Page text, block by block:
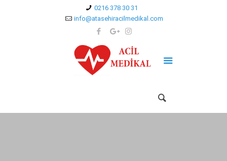
0216 378 30 31
info@atasehiracilmedikal.com